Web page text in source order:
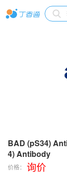
BAD (pS34)
4) Antibody
价格： 询价